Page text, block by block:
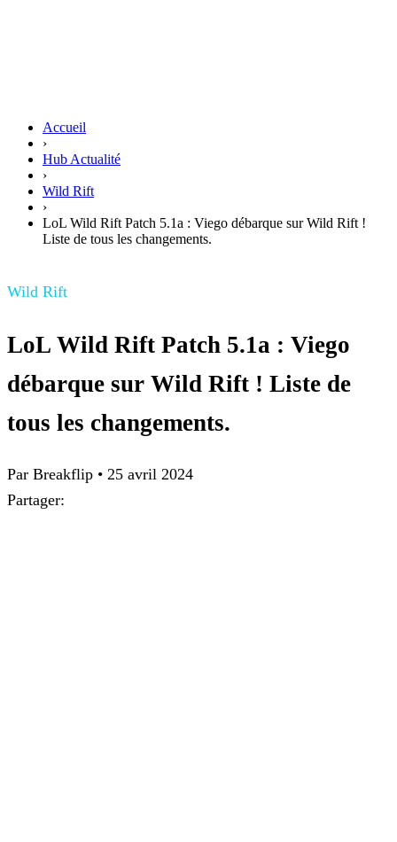
Accueil
›
Hub Actualité
›
Wild Rift
›
LoL Wild Rift Patch 5.1a : Viego débarque sur Wild Rift !
Liste de tous les changements.
Wild Rift
LoL Wild Rift Patch 5.1a : Viego
débarque sur Wild Rift ! Liste de
tous les changements.
Par Breakflip • 25 avril 2024
Partager: